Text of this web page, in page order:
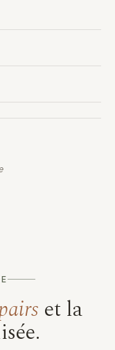
et la